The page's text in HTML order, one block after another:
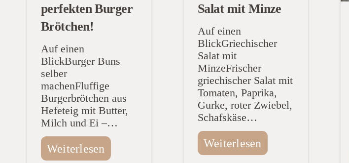
perfekten Burger
Brötchen!
Auf einen
BlickBurger Buns
selber
machenFluffige
Burgerbrötchen aus
Hefeteig mit Butter,
Milch und Ei –…
Weiterlesen
Salat mit Minze
Auf einen
BlickGriechischer
Salat mit
MinzeFrischer
griechischer Salat mit
Tomaten, Paprika,
Gurke, roter Zwiebel,
Schafskäse…
Weiterlesen